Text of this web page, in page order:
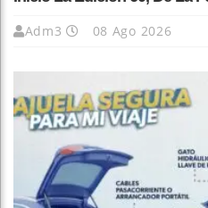
Adm3 08 Ago 2026